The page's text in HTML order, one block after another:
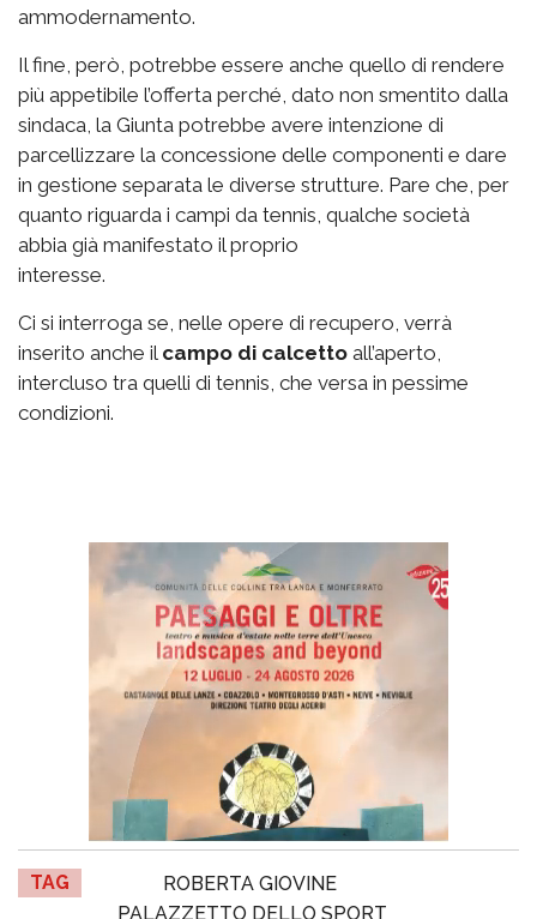
ammodernamento.
Il fine, però, potrebbe essere anche quello di rendere
più appetibile l’offerta perché, dato non smentito dalla
sindaca, la Giunta potrebbe avere intenzione di
parcellizzare la concessione delle componenti e dare
in gestione separata le diverse strutture. Pare che, per
quanto riguarda i campi da tennis, qualche società
abbia già manifestato il proprio
interesse.
Ci si interroga se, nelle opere di recupero, verrà
inserito anche il campo di calcetto all’aperto,
intercluso tra quelli di tennis, che versa in pessime
condizioni.
TAG
ROBERTA GIOVINE
PALAZZETTO DELLO SPORT